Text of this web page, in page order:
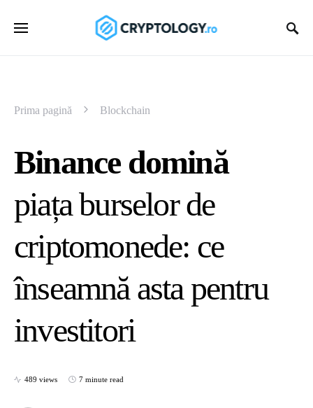
Prima pagină Blockchain
Binance domină
piața burselor de
criptomonede: ce
înseamnă asta pentru
investitori
489 views 7 minute read